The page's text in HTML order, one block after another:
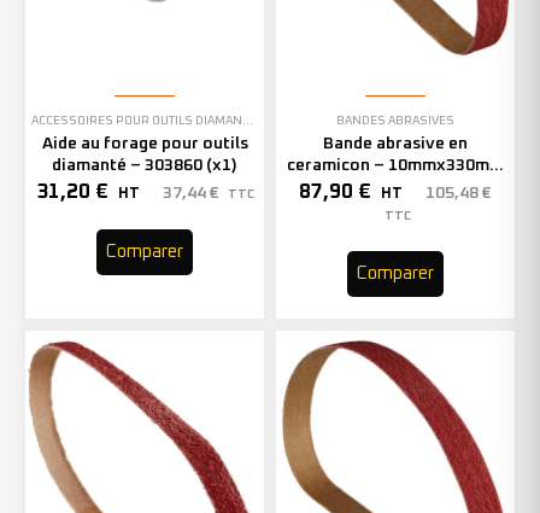
ACCESSOIRES POUR OUTILS DIAMANTÉS
Aide au forage pour outils
diamanté – 303860 (x1)
31,20 € HT 37,44 € TTC
Comparer
BANDES ABRASIVES
Bande abrasive en
ceramicon – 10mmx330mm
– Grain 40 – 333001 (x50)
87,90 € HT 105,48 €
TTC
Comparer